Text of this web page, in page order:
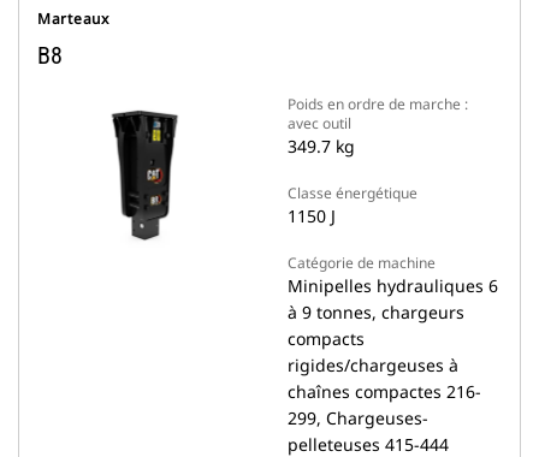
Marteaux
B8
Poids en ordre de marche :
avec outil
349.7 kg
Classe énergétique
1150 J
Catégorie de machine
Minipelles hydrauliques 6
à 9 tonnes, chargeurs
compacts
rigides/chargeuses à
chaînes compactes 216-
299, Chargeuses-
pelleteuses 415-444